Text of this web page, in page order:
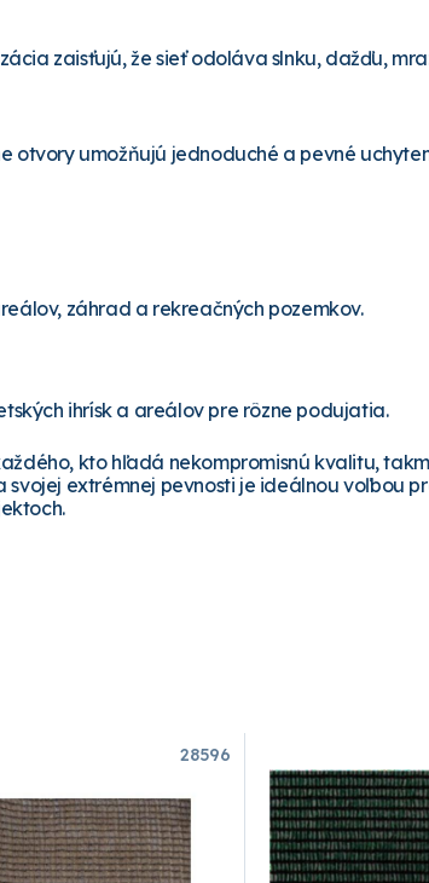
zaisťujú, že sieť odoláva slnku, dažďu,
otvory umožňujú jednoduché a pevné
záhrad a rekreačných pozemkov.
ihrísk a areálov pre rôzne podujatia.
kto hľadá nekompromisnú kvalitu,
svojej extrémnej pevnosti je ideálnou voľbou
28596